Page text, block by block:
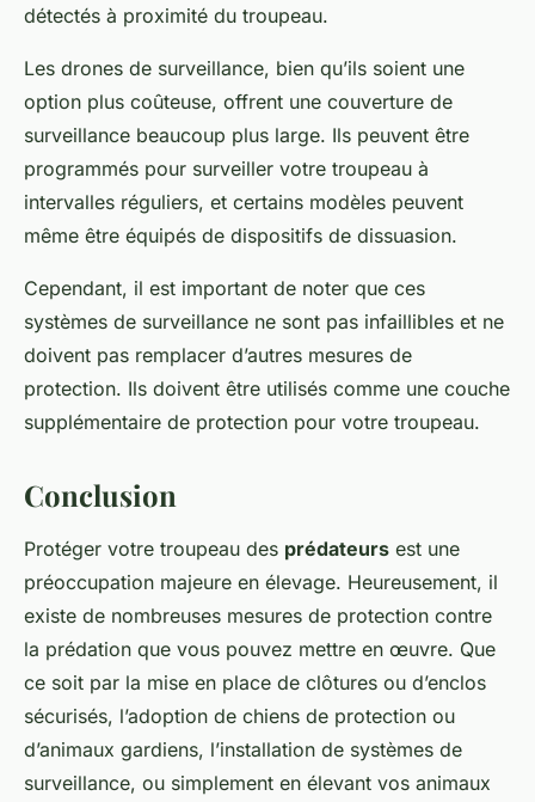
détectés à proximité du troupeau.
Les drones de surveillance, bien qu’ils soient une
option plus coûteuse, offrent une couverture de
surveillance beaucoup plus large. Ils peuvent être
programmés pour surveiller votre troupeau à
intervalles réguliers, et certains modèles peuvent
même être équipés de dispositifs de dissuasion.
Cependant, il est important de noter que ces
systèmes de surveillance ne sont pas infaillibles et ne
doivent pas remplacer d’autres mesures de
protection. Ils doivent être utilisés comme une couche
supplémentaire de protection pour votre troupeau.
Conclusion
Protéger votre troupeau des prédateurs est une
préoccupation majeure en élevage. Heureusement, il
existe de nombreuses mesures de protection contre
la prédation que vous pouvez mettre en œuvre. Que
ce soit par la mise en place de clôtures ou d’enclos
sécurisés, l’adoption de chiens de protection ou
d’animaux gardiens, l’installation de systèmes de
surveillance, ou simplement en élevant vos animaux